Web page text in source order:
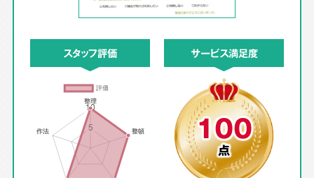
スタッフ評価 サービス満足度
100
点